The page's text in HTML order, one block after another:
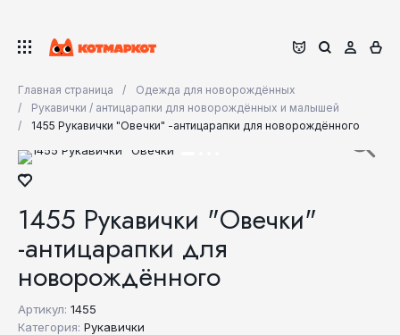
Главная страница
Одежда для новорождённых
Рукавички / антицарапки для новорождённых и малышей
1455 Рукавички "Овечки" -антицарапки для новорождённого
1455 Рукавички "Овечки"
-антицарапки для
новорождённого
Артикул: 1455
Категория: Рукавички